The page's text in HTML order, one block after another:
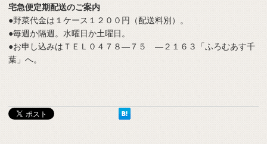
宅急便定期配送のご案内
●野菜代金は１ケース１２００円（配送料別）。
●毎週か隔週。水曜日か土曜日。
●お申し込みはＴＥＬ０４７８―７５ ―２１６３「ふろむあす千
葉」へ。